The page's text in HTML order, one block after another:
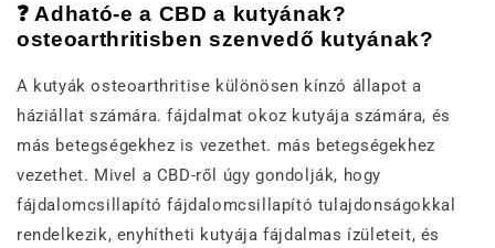
❓ Adható-e a CBD a kutyának?
osteoarthritisben szenvedő kutyának?
A kutyák osteoarthritise különösen kínzó állapot a
háziállat számára. fájdalmat okoz kutyája számára, és
más betegségekhez is vezethet. más betegségekhez
vezethet. Mivel a CBD-ről úgy gondolják, hogy
fájdalomcsillapító fájdalomcsillapító tulajdonságokkal
rendelkezik, enyhítheti kutyája fájdalmas ízületeit, és